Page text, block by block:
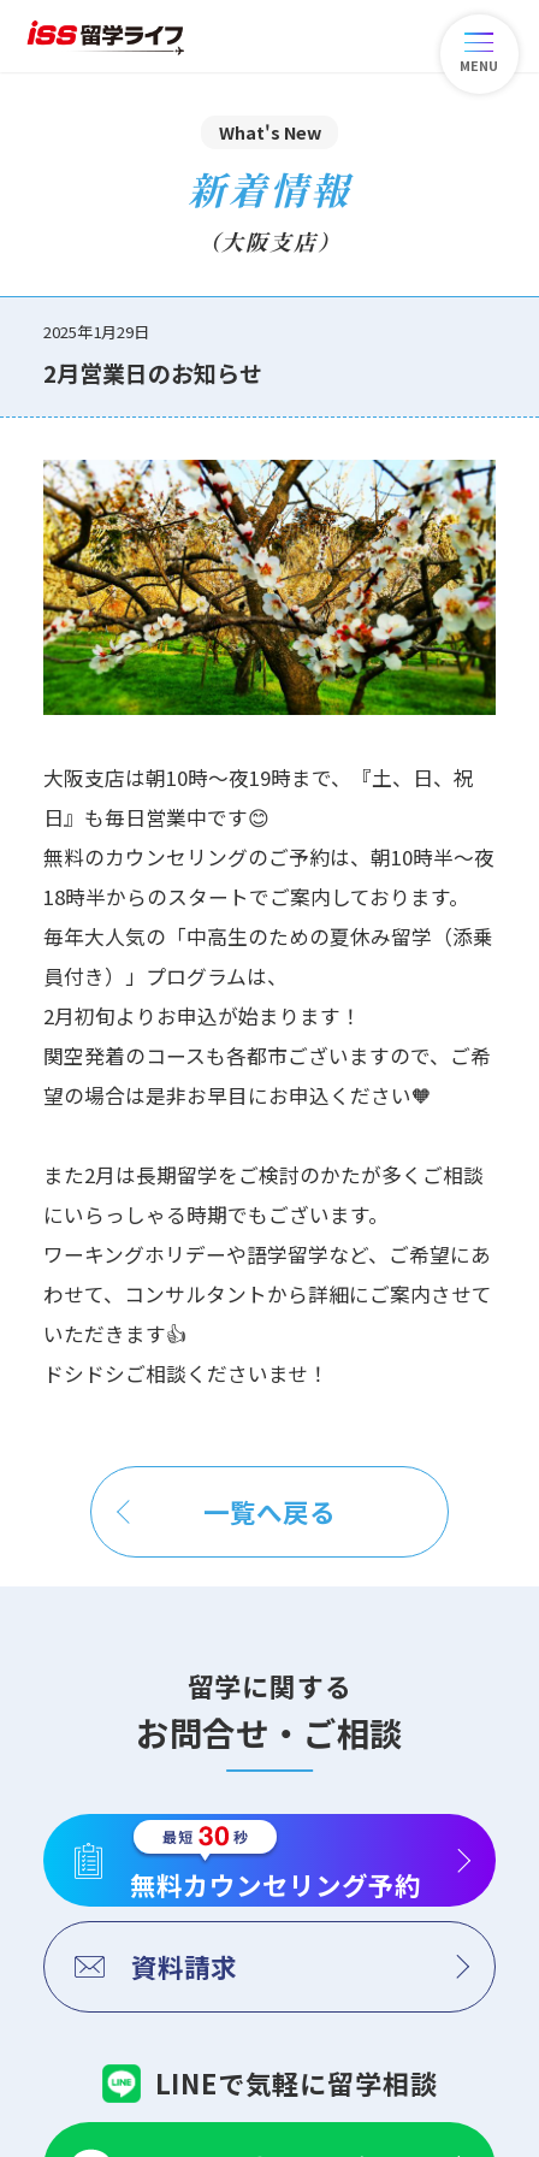
MENU
What's New
新着情報
（大阪支店）
2025年1月29日
2月営業日のお知らせ
大阪支店は朝10時～夜19時まで、『土、日、祝
日』も毎日営業中です😊
無料のカウンセリングのご予約は、朝10時半～夜
18時半からのスタートでご案内しております。
毎年大人気の「中高生のための夏休み留学（添乗
員付き）」プログラムは、
2月初旬よりお申込が始まります！
関空発着のコースも各都市ございますので、ご希
望の場合は是非お早目にお申込ください🧡
また2月は長期留学をご検討のかたが多くご相談
にいらっしゃる時期でもございます。
ワーキングホリデーや語学留学など、ご希望にあ
わせて、コンサルタントから詳細にご案内させて
いただきます👍
ドシドシご相談くださいませ！
一覧へ戻る
留学に関する
お問合せ・ご相談
無料カウンセリング予約
資料請求
LINEで気軽に留学相談